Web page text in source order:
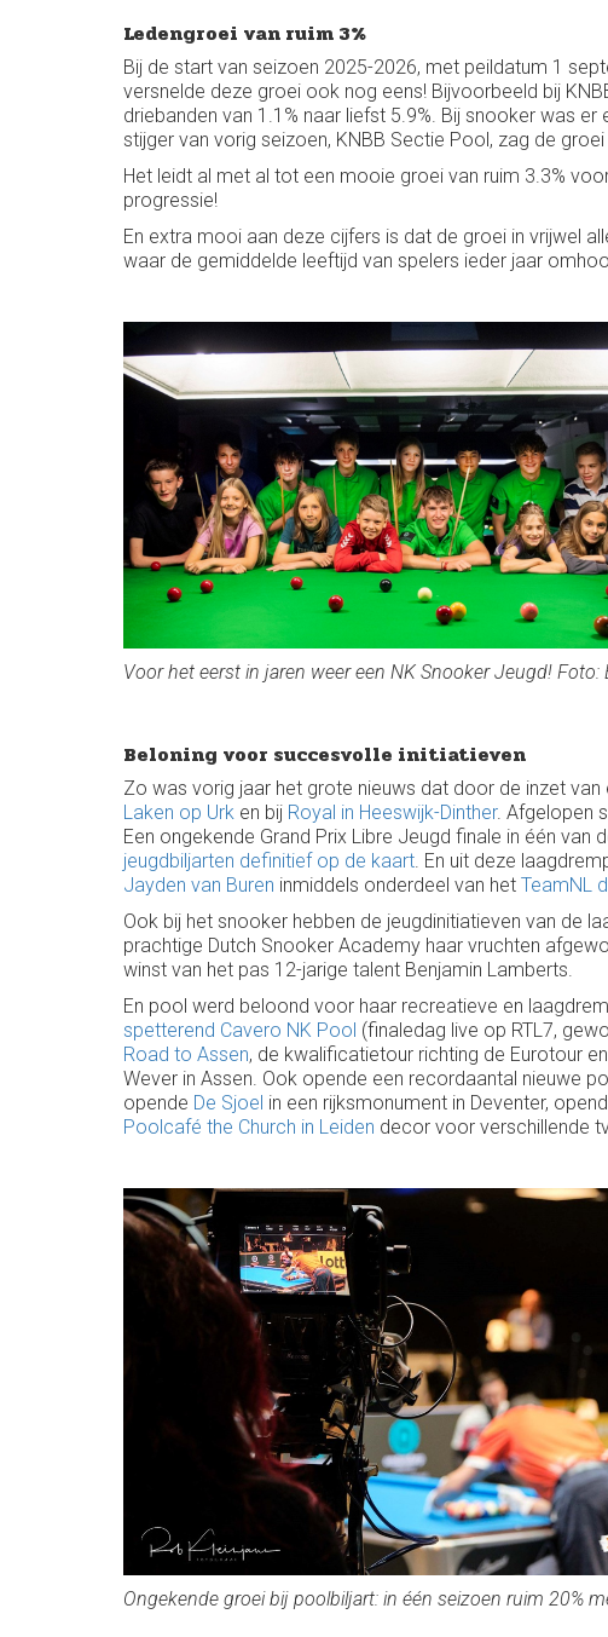
Ledengroei van ruim 3%
Bij de start van seizoen 2025-2026, met peildatum 1
versnelde deze groei ook nog eens! Bijvoorbeeld bij
driebanden van 1.1% naar liefst 5.9%. Bij snooker was
stijger van vorig seizoen, KNBB Sectie Pool, zag de
Het leidt al met al tot een mooie groei van ruim 3.3%
progressie!
En extra mooi aan deze cijfers is dat de groei in vrijwel
waar de gemiddelde leeftijd van spelers ieder jaar
Voor het eerst in jaren weer een NK Snooker Jeugd! Foto:
Beloning voor succesvolle initiatieven
Zo was vorig jaar het grote nieuws dat door de inzet
Laken op Urk en bij Royal in Heeswijk-Dinther. Afgelopen
Een ongekende Grand Prix Libre Jeugd finale in één van
jeugdbiljarten definitief op de kaart. En uit deze
Jayden van Buren inmiddels onderdeel van het TeamNL
Ook bij het snooker hebben de jeugdinitiatieven van de
prachtige Dutch Snooker Academy haar vruchten
winst van het pas 12-jarige talent Benjamin Lamberts.
En pool werd beloond voor haar recreatieve en
spetterend Cavero NK Pool (finaledag live op RTL7,
Road to Assen, de kwalificatietour richting de Eurotour
Wever in Assen. Ook opende een recordaantal nieuwe
opende De Sjoel in een rijksmonument in Deventer,
Poolcafé the Church in Leiden decor voor verschillende
Ongekende groei bij poolbiljart: in één seizoen ruim 20%